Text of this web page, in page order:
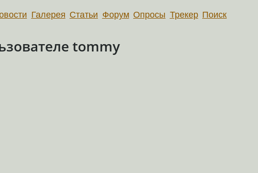
Галерея Статьи Форум Опросы Трекер Поиск
tommy